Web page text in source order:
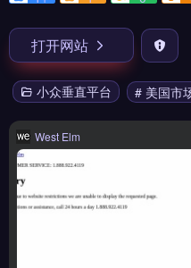
打开网站
小众垂直平台 # 美国市
West Elm